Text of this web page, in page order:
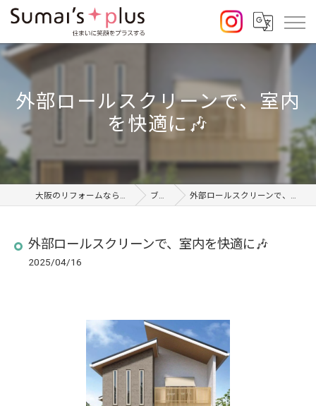
外部ロールスクリーンで、室内
を快適に🎶
大阪のリフォームならSumai's Plus ブログ 外部ロールスクリーンで、室内を快適に🎶
外部ロールスクリーンで、室内を快適に🎶
2025/04/16